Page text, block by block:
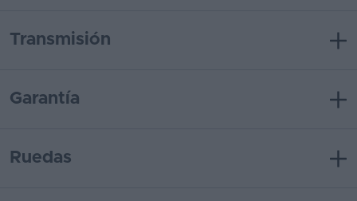
Transmisión
Garantía
Ruedas